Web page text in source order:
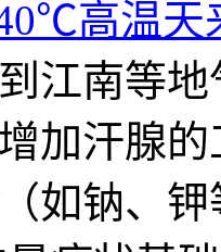
高温
江南等
加汗腺
如钠、